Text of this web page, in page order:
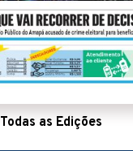
Todas as Edições